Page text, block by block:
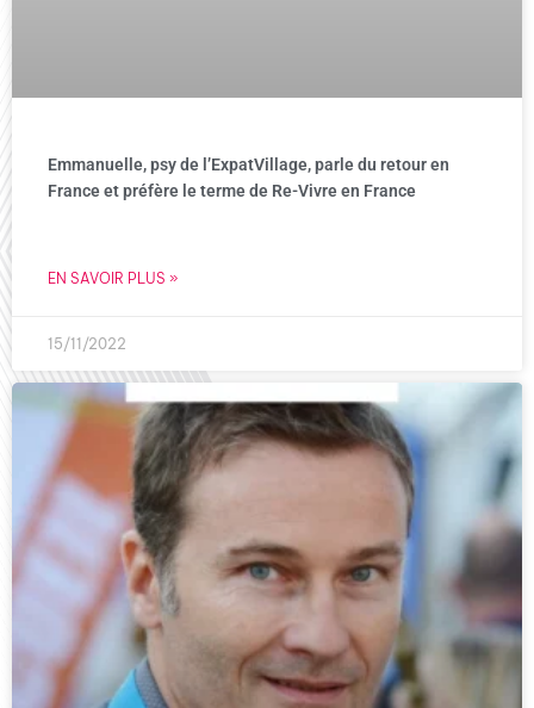
Emmanuelle, psy de l’ExpatVillage, parle du retour en
France et préfère le terme de Re-Vivre en France
EN SAVOIR PLUS »
15/11/2022